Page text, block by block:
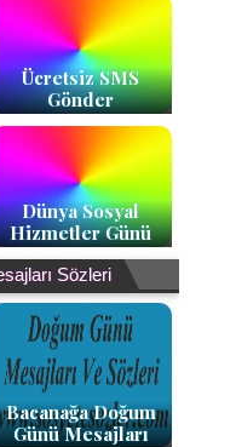
Ücretsiz SMS
Gönder
Dünya Sosyal
Hizmetler Günü
Sözleri
Bacanağa Doğum
Günü Mesajları